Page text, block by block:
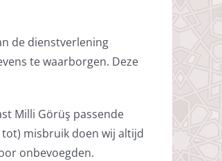
de dienstverlening
te waarborgen. Deze
Milli Görüş passende
misbruik doen wij altijd
onbevoegden.